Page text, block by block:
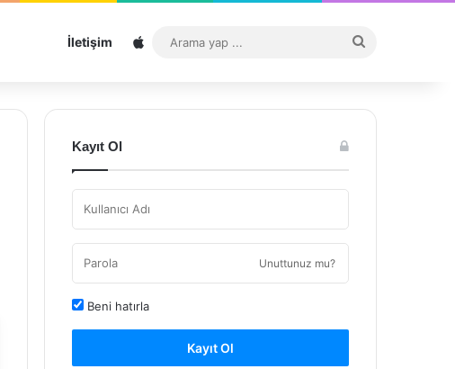
İletişim Sitemap
...
Kayıt Ol
Unuttunuz mu?
Beni hatırla
Kayıt Ol